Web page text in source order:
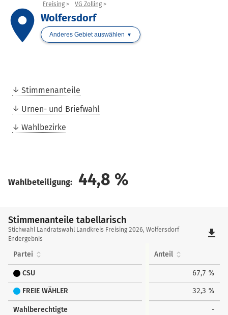
place
Freising VG Zolling
Wolfersdorf
Anderes Gebiet auswählen
Stimmenanteile
Urnen- und Briefwahl
Wahlbezirke
Wahlbeteiligung: 44,8 %
Stimmenanteile tabellarisch
Stimmenanteile
tabellarisch
Stichwahl Landratswahl Landkreis Freising 2026, Wolfersdorf
Endergebnis
file_download
Partei Anteil
CSU 67,7 %
FREIE WÄHLER 32,3 %
Wahlberechtigte -